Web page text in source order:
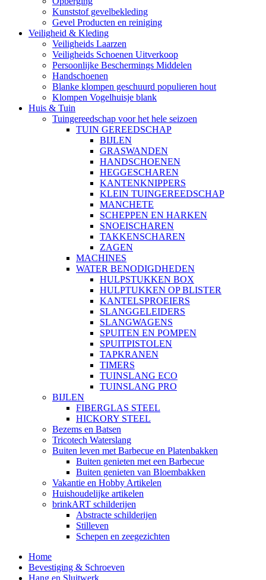
Kunststof gevelbekleding
Gevel Producten en reiniging
Veiligheid & Kleding
Veiligheids Laarzen
Veiligheids Schoenen Uitverkoop
Persoonlijke Beschermings Middelen
Handschoenen
Blanke klompen geschuurd populieren hout
Klompen Vogelhuisje blank
Huis & Tuin
Tuingereedschap voor het hele seizoen
TUIN GEREEDSCHAP
BIJLEN
GRASWANDEN
HANDSCHOENEN
HEGGESCHAREN
KANTENKNIPPERS
KLEIN TUINGEREEDSCHAP
MANCHETE
SCHEPPEN EN HARKEN
SNOEISCHAREN
TAKKENSCHAREN
ZAGEN
MACHINES
WATER BENODIGDHEDEN
HULPSTUKKEN BOX
HULPTUKKEN OP BLISTER
KANTELSPROEIERS
SLANGGELEIDERS
SLANGWAGENS
SPUITEN EN POMPEN
SPUITPISTOLEN
TAPKRANEN
TIMERS
TUINSLANG ECO
TUINSLANG PRO
BIJLEN
FIBERGLAS STEEL
HICKORY STEEL
Bezems en Batsen
Tricotech Waterslang
Buiten leven met Barbecue en Platenbakken
Buiten genieten met een Barbecue
Buiten genieten van Bloembakken
Vakantie en Hobby Artikelen
Huishoudelijke artikelen
brinkART schilderijen
Abstracte schilderijen
Stilleven
Schepen en zeegezichten
Home
Bevestiging & Schroeven
Hang en Sluitwerk